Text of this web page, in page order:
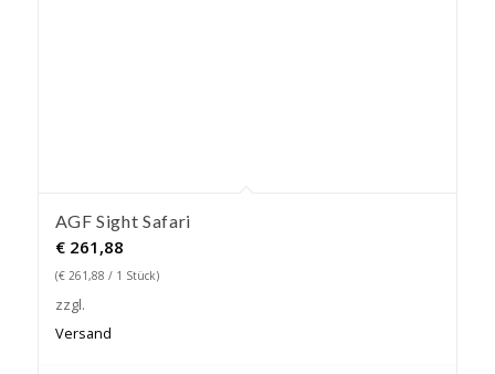
AGF Sight Safari
€261,88
(€261,88 / 1 Stück)
zzgl.
Versand